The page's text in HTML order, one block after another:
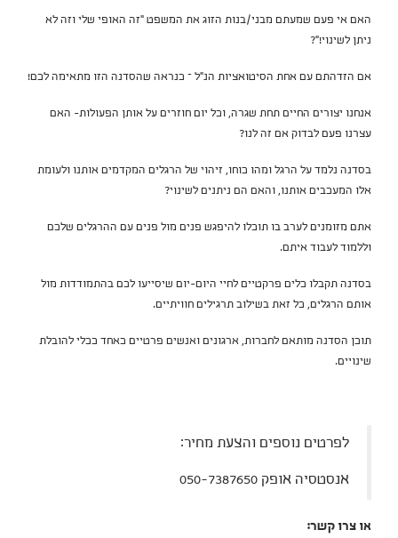
האם אי פעם שמעתם מבני/בנות הזוג את המשפט "זה האופי שלי וזה לא
ניתן לשינוי!"?
אם הזדהתם עם אחת הסיטואציות הנ"ל – כנראה שהסדנה הזו מתאימה לכם!
אנחנו יצורים החיים תחת שגרה, וכל יום חוזרים על אותן הפעולות- האם
עצרנו פעם לבדוק אם זה לנו?
בסדנה נלמד על הרגל ומהו כוחו, זיהוי של הרגלים המקדמים אותנו ולעומת
אלו המעכבים אותנו, והאם הם ניתנים לשינוי?
אתם מזומנים לערב בו תוכלו להיפגש פנים מול פנים עם ההרגלים שלכם
וללמוד לעבוד איתם.
בסדנה תקבלו כלים פרקטיים לחיי היום-יום שיסייעו לכם בהתמודדות מול
אותם הרגלים, כל זאת בשילוב תרגילים חוויתיים.
תוכן הסדנה מותאם לחברות, ארגונים ואנשים פרטיים כאחד ככלי להובלת
שינויים.
לפרטים נוספים והצעת מחיר:
אנסטסיה אופק 050-7387650
או צרו קשר: